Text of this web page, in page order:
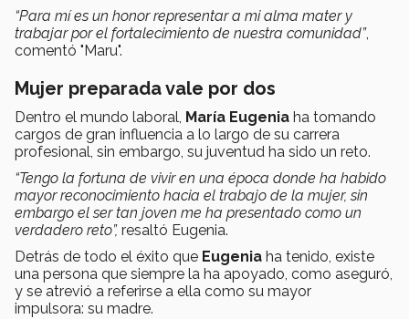
“Para mí es un honor representar a mi alma mater y
trabajar por el fortalecimiento de nuestra comunidad”,
comentó "Maru".
Mujer preparada vale por dos
Dentro el mundo laboral, María Eugenia ha tomando
cargos de gran influencia a lo largo de su carrera
profesional, sin embargo, su juventud ha sido un reto.
“Tengo la fortuna de vivir en una época donde ha habido
mayor reconocimiento hacia el trabajo de la mujer, sin
embargo el ser tan joven me ha presentado como un
verdadero reto”, resaltó Eugenia.
Detrás de todo el éxito que Eugenia ha tenido, existe
una persona que siempre la ha apoyado, como aseguró,
y se atrevió a referirse a ella como su mayor
impulsora: su madre.